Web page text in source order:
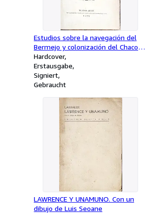
Estudios sobre la navegación del
Bermejo y colonización del Chaco /
practicados por el doctor Emilio
Castro Boedo en 1872
Hardcover
Erstausgabe
Signiert
Gebraucht
LAWRENCE Y UNAMUNO. Con un
dibujo de Luis Seoane